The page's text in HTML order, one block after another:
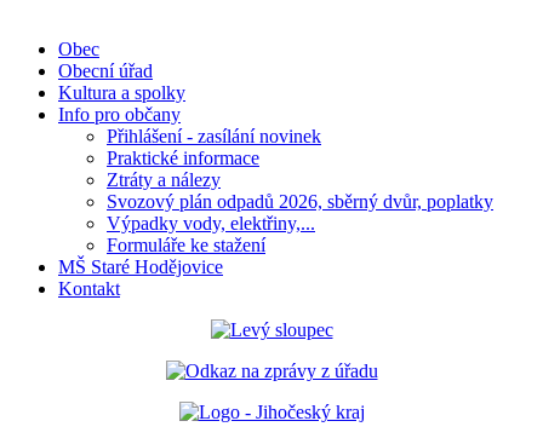
Obec
Obecní úřad
Kultura a spolky
Info pro občany
Přihlášení - zasílání novinek
Praktické informace
Ztráty a nálezy
Svozový plán odpadů 2026, sběrný dvůr, poplatky
Výpadky vody, elektřiny,...
Formuláře ke stažení
MŠ Staré Hodějovice
Kontakt